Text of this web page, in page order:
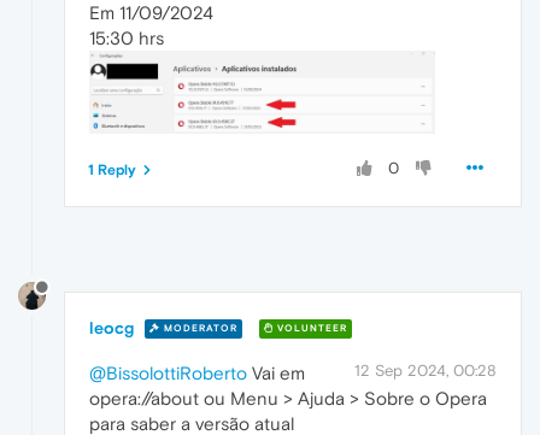
Em 11/09/2024
15:30 hrs
0
1 Reply
leocg MODERATOR VOLUNTEER
12 Sep 2024, 00:28
@BissolottiRoberto Vai em
opera://about ou Menu > Ajuda > Sobre o Opera
para saber a versão atual